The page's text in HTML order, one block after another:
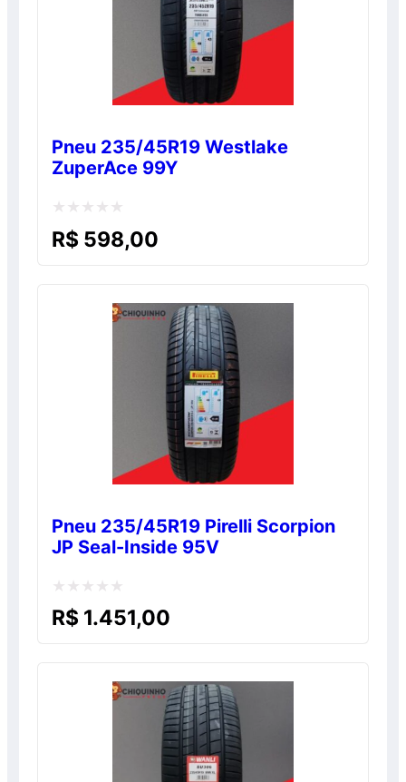
Pneu 235/45R19 Westlake
ZuperAce 99Y
Avaliação
R$ 598,00
Pneu 235/45R19 Pirelli Scorpion
JP Seal-Inside 95V
Avaliação
R$ 1.451,00